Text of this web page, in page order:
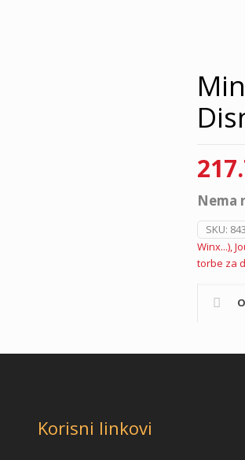
Nema
SKU:
Winx...),
torbe za
Korisni linkovi